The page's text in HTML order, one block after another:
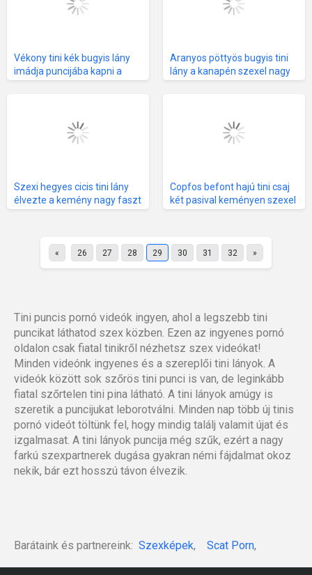
Vékony tini kék bugyis lány
imádja puncijába kapni a
Aranyos pöttyös bugyis tini
lány a kanapén szexel nagy
Szexi hegyes cicis tini lány
élvezte a kemény nagy faszt
Copfos befont hajú tini csaj
két pasival keményen szexel
« 26 27 28 29 30 31 32 »
Tini puncis pornó videók ingyen, ahol a legszebb tini
puncikat láthatod szex közben. Ezen az ingyenes pornó
oldalon csak fiatal tinikről nézhetsz szex videókat!
Minden videónk ingyenes és a szereplői tini lányok. A
videók között sok szőrös tini punci is van, de leginkább
fiatal szőrtelen tini pina látható. A tini lányok amúgy is
szeretik a puncijukat leborotválni. Minden nap több új tinis
pornó videót töltünk fel, hogy mindig találj valamit újat és
izgalmasat. A tini lányok puncija még szűk, ezért a nagy
farkú szexpartnerek dugása gyakran némi fájdalmat okoz
nekik, bár ezt hosszú távon élvezik.
Barátaink és partnereink: Szexképek, Scat Porn,